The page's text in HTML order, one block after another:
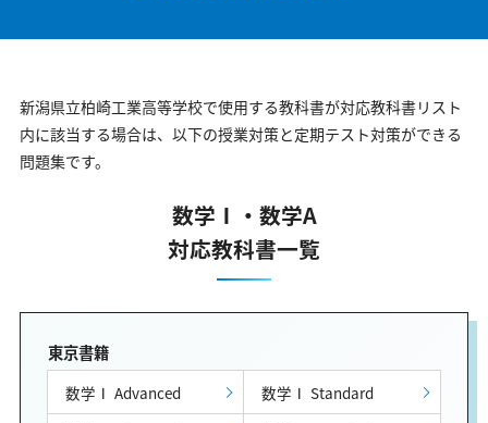
新潟県立柏崎工業高等学校で使用する教科書が対応教科書リスト
内に該当する場合は、以下の授業対策と定期テスト対策ができる
問題集です。
数学Ⅰ・数学A
対応教科書一覧
東京書籍
数学Ⅰ Advanced
数学Ⅰ Standard